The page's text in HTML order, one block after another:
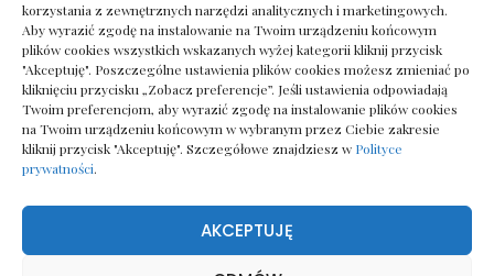
korzystania z zewnętrznych narzędzi analitycznych i marketingowych.
Aby wyrazić zgodę na instalowanie na Twoim urządzeniu końcowym
plików cookies wszystkich wskazanych wyżej kategorii kliknij przycisk
"Akceptuję". Poszczególne ustawienia plików cookies możesz zmieniać po
kliknięciu przycisku „Zobacz preferencje”. Jeśli ustawienia odpowiadają
Twoim preferencjom, aby wyrazić zgodę na instalowanie plików cookies
na Twoim urządzeniu końcowym w wybranym przez Ciebie zakresie
kliknij przycisk "Akceptuję". Szczegółowe znajdziesz w Polityce
prywatności.
AKCEPTUJĘ
Gdzie kupić tanie suknie ślubne online?
Przewodnik dla przyszłych panien młodych
21/12/2024
Jakie nachylenie rampy dla wózka inwalidzkiego
– normy i kalkulator